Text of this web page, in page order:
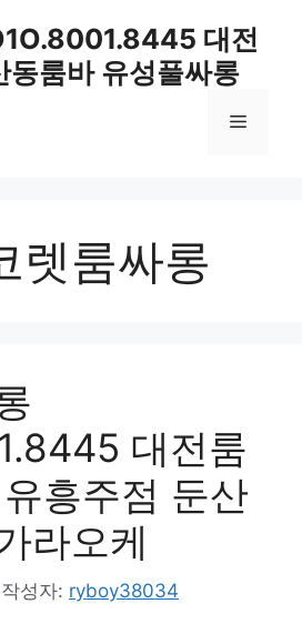
대전
동룸바 유성풀싸롱
메
렛룸싸롱
대전룸
흥주점 둔산
라오케
작성자: ryboy38034